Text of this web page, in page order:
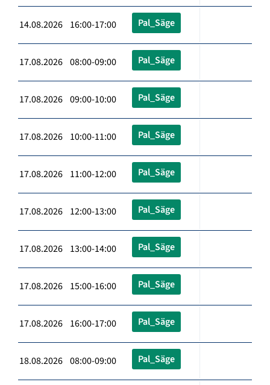
14.08.2026 16:00-17:00 Pal_Säge
17.08.2026 08:00-09:00 Pal_Säge
17.08.2026 09:00-10:00 Pal_Säge
17.08.2026 10:00-11:00 Pal_Säge
17.08.2026 11:00-12:00 Pal_Säge
17.08.2026 12:00-13:00 Pal_Säge
17.08.2026 13:00-14:00 Pal_Säge
17.08.2026 15:00-16:00 Pal_Säge
17.08.2026 16:00-17:00 Pal_Säge
18.08.2026 08:00-09:00 Pal_Säge